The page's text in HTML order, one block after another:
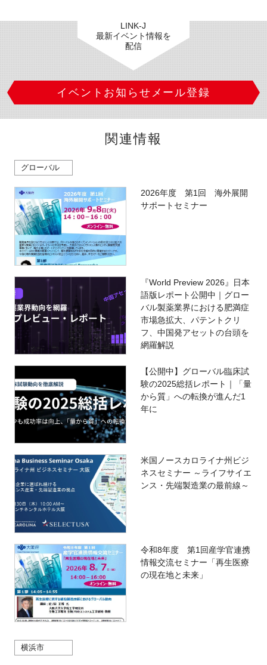
LINK-J
最新イベント情報を
配信
イベントお知らせメール登録
関連情報
グローバル
2026年度 第1回 海外展開
サポートセミナー
『World Preview 2026』日本
語版レポート公開中｜グロー
バル製薬業界における肥満症
市場急拡大、パテントクリ
フ、中国発アセットの台頭を
網羅解説
【公開中】グローバル臨床試
験の2025総括レポート｜「量
から質」への転換が進んだ1
年に
米国ノースカロライナ州ビジ
ネスセミナー ～ライフサイエ
ンス・先端製造業の最前線～
令和8年度 第1回産学官連携
情報交流セミナー「再生医療
の現在地と未来」
横浜市